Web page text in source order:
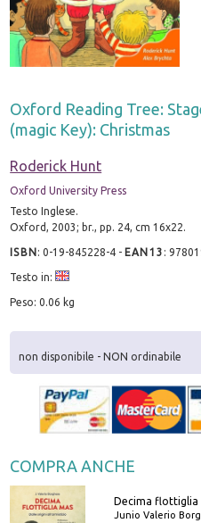
Oxford Reading Tree:
(magic Key): Christmas
Roderick Hunt
Oxford University Press
Testo Inglese.
Oxford, 2003; br., pp. 24, cm 16x22.
ISBN:0-19-845228-4 - EAN13 :
Testo in:
Peso: 0.06 kg
non disponibile - NON ordinabile
COMPRA ANCHE
Decima flottiglia
Junio Valerio